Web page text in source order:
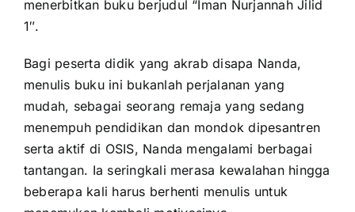
for:
menerbitkan buku berjudul “Iman Nurjannah Jilid
1″.
Bagi peserta didik yang akrab disapa Nanda,
menulis buku ini bukanlah perjalanan yang
mudah, sebagai seorang remaja yang sedang
menempuh pendidikan dan mondok dipesantren
serta aktif di OSIS, Nanda mengalami berbagai
tantangan. Ia seringkali merasa kewalahan hingga
beberapa kali harus berhenti menulis untuk